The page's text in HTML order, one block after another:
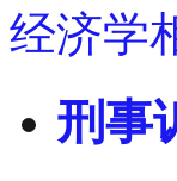
经济学
刑事